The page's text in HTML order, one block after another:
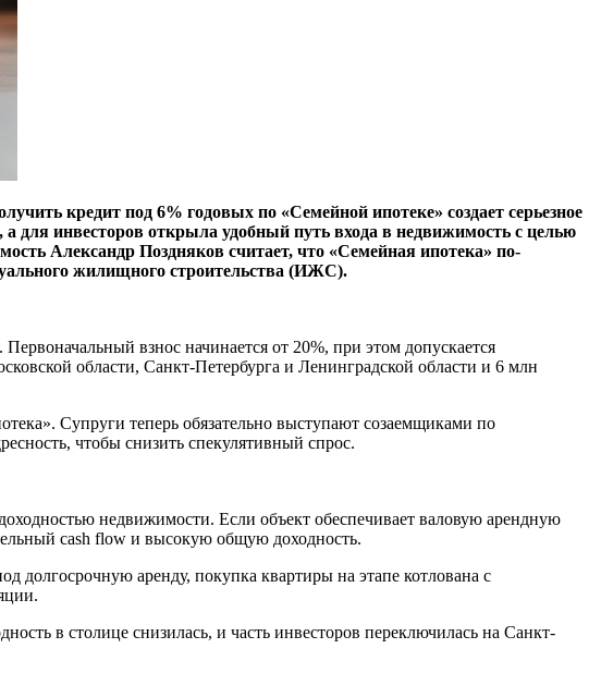
кредит под 6% годовых по «Семейной ипотеке» создает серьезное
для инвесторов открыла удобный путь входа в недвижимость с целью
Александр Поздняков считает, что «Семейная ипотека» по-
жилищного строительства (ИЖС).
взнос начинается от 20%, при этом допускается
области, Санкт-Петербурга и Ленинградской области и 6 млн
Супруги теперь обязательно выступают созаемщиками по
чтобы снизить спекулятивный спрос.
недвижимости. Если объект обеспечивает валовую арендную
cash flow и высокую общую доходность.
долгосрочную аренду, покупка квартиры на этапе котлована с
в столице снизилась, и часть инвесторов переключилась на Санкт-